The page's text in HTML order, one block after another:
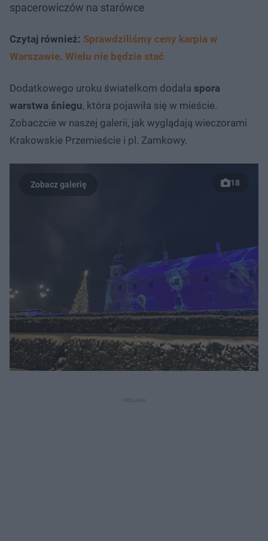
spacerowiczów na starówce
Czytaj również: Sprawdziliśmy ceny karpia w
Warszawie. Wielu nie będzie stać
Dodatkowego uroku światełkom dodała spora
warstwa śniegu, która pojawiła się w mieście.
Zobaczcie w naszej galerii, jak wyglądają wieczorami
Krakowskie Przemieście i pl. Zamkowy.
18